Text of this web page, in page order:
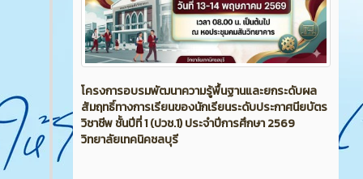
โครงการอบรมพัฒนาความรู้พื้นฐานและยกระดับผล
สัมฤทธิ์ทางการเรียนของนักเรียนระดับประกาศนียบัตร
วิชาชีพ ชั้นปีที่ 1 (ปวช.1) ประจำปีการศึกษา 2569
วิทยาลัยเทคนิคชลบุรี